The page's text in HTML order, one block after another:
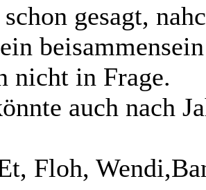
gesagt,
nicht in Frage.
auch nach
Floh,